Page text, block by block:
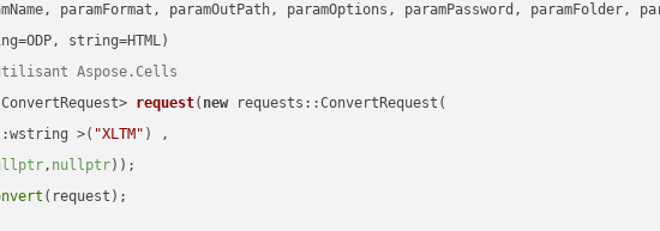
paramFormat, paramOutPath, paramOptions, paramPassword, paramFolder,
Aspose.Cells
request( new requests::ConvertRequest(
>(
"XLTM" ) ,
, nullptr))